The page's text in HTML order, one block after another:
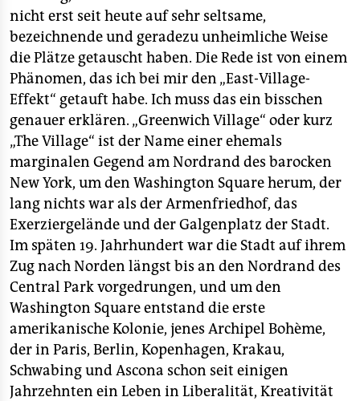
nicht erst seit heute auf sehr seltsame,
bezeichnende und geradezu unheimliche Weise
die Plätze getauscht haben. Die Rede ist von einem
Phänomen, das ich bei mir den „East-Village-
Effekt“ getauft habe. Ich muss das ein bisschen
genauer erklären. „Greenwich Village“ oder kurz
„The Village“ ist der Name einer ehemals
marginalen Gegend am Nordrand des barocken
New York, um den Washington Square herum, der
lang nichts war als der Armenfriedhof, das
Exerziergelände und der Galgenplatz der Stadt.
Im späten 19. Jahrhundert war die Stadt auf ihrem
Zug nach Norden längst bis an den Nordrand des
Central Park vorgedrungen, und um den
Washington Square entstand die erste
amerikanische Kolonie, jenes Archipel Bohème,
der in Paris, Berlin, Kopenhagen, Krakau,
Schwabing und Ascona schon seit einigen
Jahrzehnten ein Leben in Liberalität, Kreativität